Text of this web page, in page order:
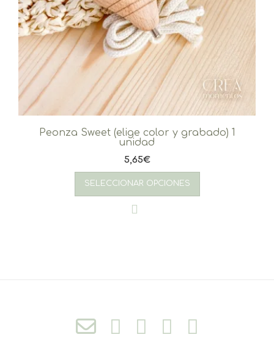
Peonza Sweet (elige color y grabado) 1
unidad
5,65€
SELECCIONAR OPCIONES